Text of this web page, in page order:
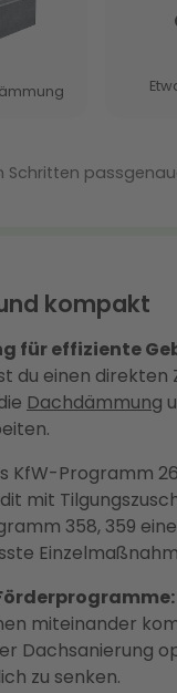
kompakt
für effiziente
du einen direkten
Dachdämmung
KfW-Programm
mit
358, 359
miteinander
Dachsanierung
zu senken.